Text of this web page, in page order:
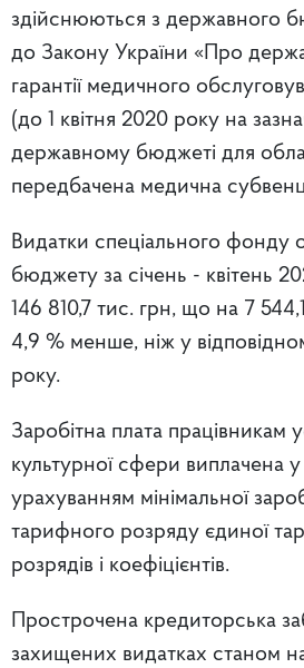
здійснюються з державного
до Закону України «Про
гарантії медичного
(до 1 квітня 2020 року на
державному бюджеті для
передбачена медична
Видатки спеціального фонду
бюджету за січень - квітень
146 810,7 тис. грн, що на 7
4,9 % менше, ніж у
року.
Заробітна плата працівникам
культурної сфери виплачена
урахуванням мінімальної
тарифного розряду єдиної
розрядів і коефіцієнтів.
Прострочена кредиторська
захищених видатках станом